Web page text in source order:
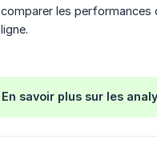
comparer les performances
ligne.
En savoir plus sur les